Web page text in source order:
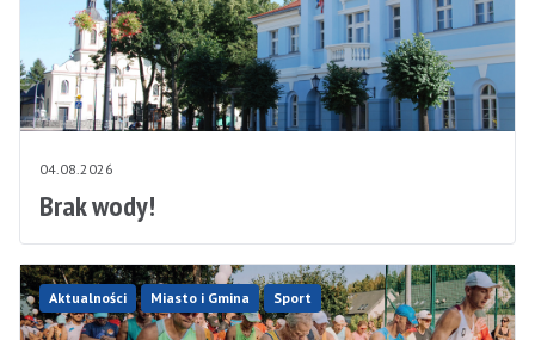
04.08.2026
Brak wody!
Aktualności Miasto i Gmina Sport